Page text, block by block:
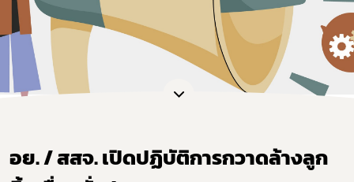
อย. / สสจ. เปิดปฏิบัติการกวาดล้างลูก